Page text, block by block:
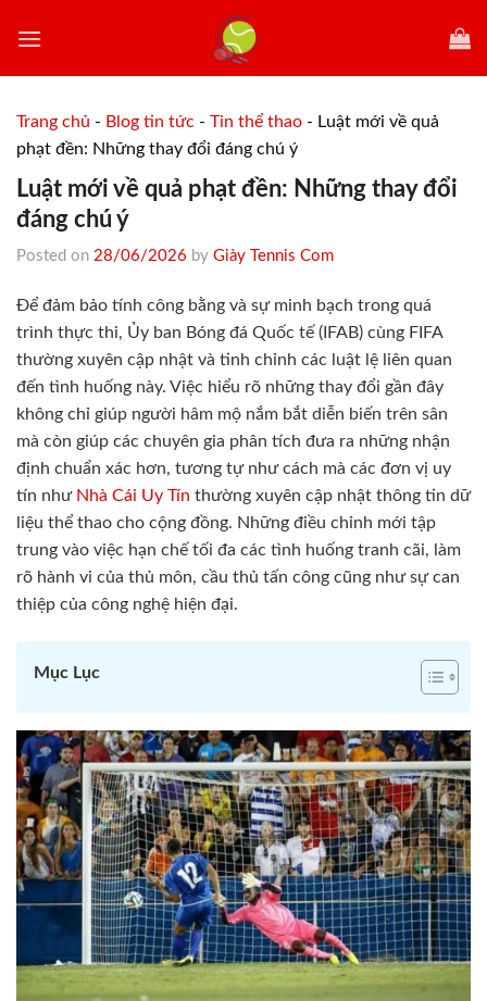
Trang chủ - Blog tin tức - Tin thể thao - Luật mới về quả
phạt đền: Những thay đổi đáng chú ý
Luật mới về quả phạt đền: Những thay đổi
đáng chú ý
Posted on 28/06/2026 by Giày Tennis Com
Để đảm bảo tính công bằng và sự minh bạch trong quá
trình thực thi, Ủy ban Bóng đá Quốc tế (IFAB) cùng FIFA
thường xuyên cập nhật và tinh chỉnh các luật lệ liên quan
đến tình huống này. Việc hiểu rõ những thay đổi gần đây
không chỉ giúp người hâm mộ nắm bắt diễn biến trên sân
mà còn giúp các chuyên gia phân tích đưa ra những nhận
định chuẩn xác hơn, tương tự như cách mà các đơn vị uy
tín như Nhà Cái Uy Tín thường xuyên cập nhật thông tin dữ
liệu thể thao cho cộng đồng. Những điều chỉnh mới tập
trung vào việc hạn chế tối đa các tình huống tranh cãi, làm
rõ hành vi của thủ môn, cầu thủ tấn công cũng như sự can
thiệp của công nghệ hiện đại.
Mục Lục